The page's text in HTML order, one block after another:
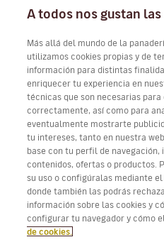
Trabaja
Descarga Volotea App para iOS
A todos nos gustan
Más allá del mundo de la
utilizamos cookies propias y de
información para distintas
enriquecer tu experiencia en
técnicas que son necesarias para
correctamente, así como para
eventualmente mostrarte
tu intereses, tanto en nuestra
base con tu perfil de navegación,
contenidos, ofertas o productos.
su uso o configúralas mediante el
donde también las podrás
información sobre las cookies y
configurar tu navegador y cómo
de cookies.